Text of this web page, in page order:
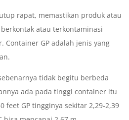
rapat, memastikan produk atau
atau terkontaminasi
Container GP adalah jenis yang
tidak begitu berbeda
ada pada tinggi container itu
feet GP tingginya sekitar 2,29-2,39